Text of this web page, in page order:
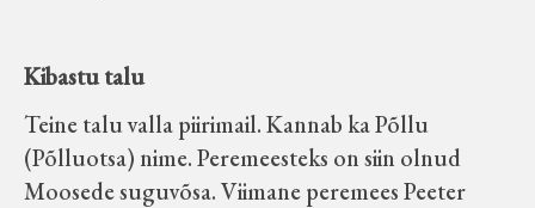
Kibastu talu
Teine talu valla piirimail. Kannab ka Põllu
(Põlluotsa) nime. Peremeesteks on siin olnud
Moosede suguvõsa. Viimane peremees Peeter